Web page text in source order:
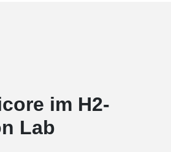
im H2-
Lab